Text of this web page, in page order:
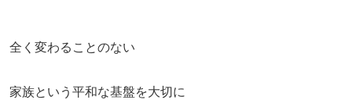
全く変わることのない
家族という平和な基盤を大切に